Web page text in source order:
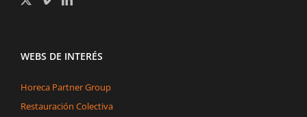
WEBS DE INTERÉS
Horeca Partner Group
Restauración Colectiva